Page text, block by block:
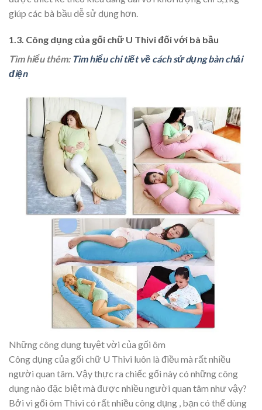
giúp các bà bầu dễ sử dụng hơn.
1.3. Công dụng của gối chữ U Thivi đối với bà bầu
Tìm hiểu thêm: Tìm hiểu chi tiết về cách sử dụng bàn chải
điện
Những công dụng tuyệt vời của gối ôm
Công dụng của gối chữ U Thivi luôn là điều mà rất nhiều
người quan tâm. Vậy thực ra chiếc gối này có những công
dụng nào đặc biệt mà được nhiều người quan tâm như vậy?
Bởi vì gối ôm Thivi có rất nhiều công dụng , bạn có thể dùng